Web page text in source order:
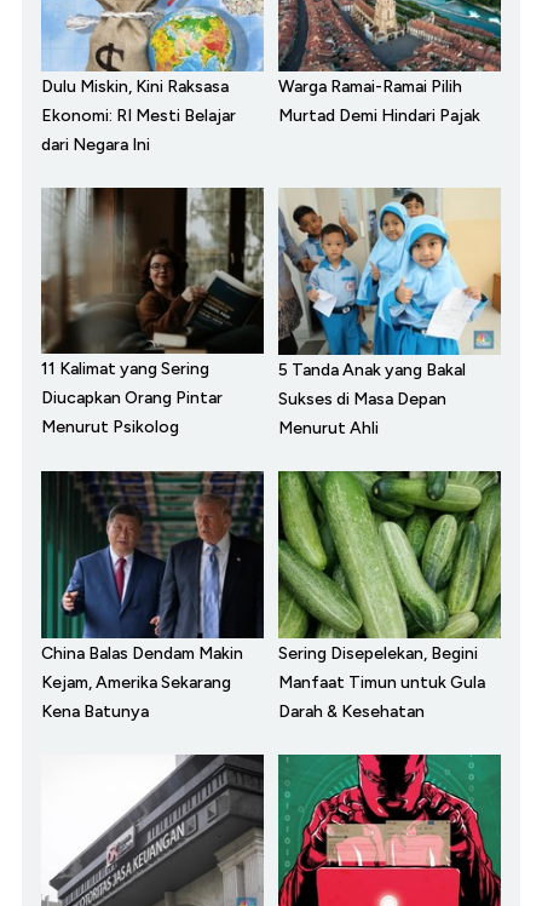
Dulu Miskin, Kini Raksasa
Ekonomi: RI Mesti Belajar
dari Negara Ini
Warga Ramai-Ramai Pilih
Murtad Demi Hindari Pajak
11 Kalimat yang Sering
Diucapkan Orang Pintar
Menurut Psikolog
5 Tanda Anak yang Bakal
Sukses di Masa Depan
Menurut Ahli
China Balas Dendam Makin
Kejam, Amerika Sekarang
Kena Batunya
Sering Disepelekan, Begini
Manfaat Timun untuk Gula
Darah & Kesehatan